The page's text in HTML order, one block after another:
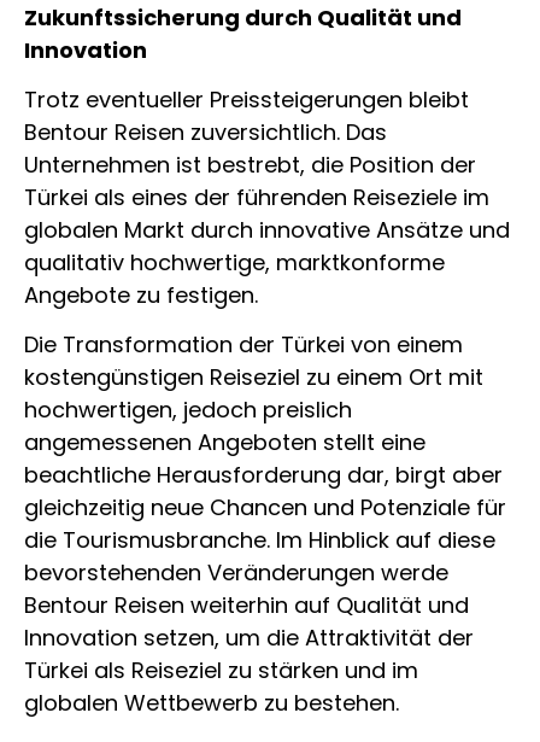
Zukunftssicherung durch Qualität und
Innovation
Trotz eventueller Preissteigerungen bleibt
Bentour Reisen zuversichtlich. Das
Unternehmen ist bestrebt, die Position der
Türkei als eines der führenden Reiseziele im
globalen Markt durch innovative Ansätze und
qualitativ hochwertige, marktkonforme
Angebote zu festigen.
Die Transformation der Türkei von einem
kostengünstigen Reiseziel zu einem Ort mit
hochwertigen, jedoch preislich
angemessenen Angeboten stellt eine
beachtliche Herausforderung dar, birgt aber
gleichzeitig neue Chancen und Potenziale für
die Tourismusbranche. Im Hinblick auf diese
bevorstehenden Veränderungen werde
Bentour Reisen weiterhin auf Qualität und
Innovation setzen, um die Attraktivität der
Türkei als Reiseziel zu stärken und im
globalen Wettbewerb zu bestehen.